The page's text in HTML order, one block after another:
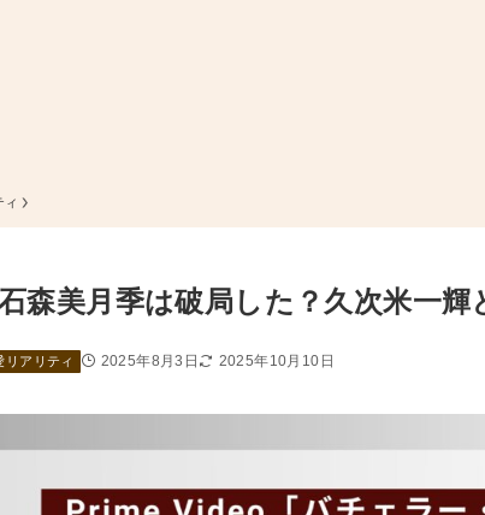
ィ
森美月季は破局した？久次米一輝
リアリティ 2025年8月3日 2025年10月10日